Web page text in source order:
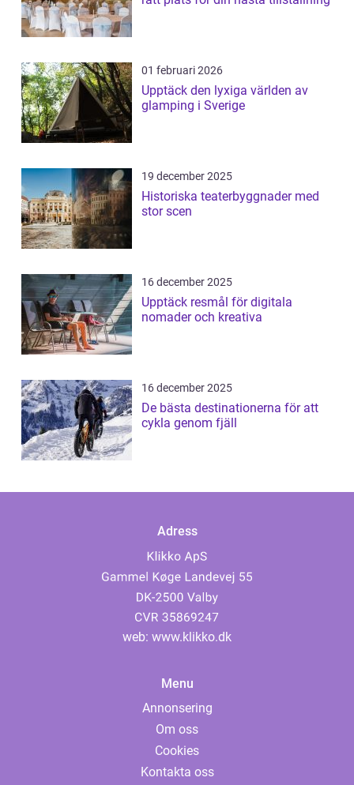
01 februari 2026
Upptäck den lyxiga världen av
glamping i Sverige
19 december 2025
Historiska teaterbyggnader med
stor scen
16 december 2025
Upptäck resmål för digitala
nomader och kreativa
16 december 2025
De bästa destinationerna för att
cykla genom fjäll
Adress
web: www.klikko.dk
Menu
Annonsering
Om oss
Cookies
Kontakta oss